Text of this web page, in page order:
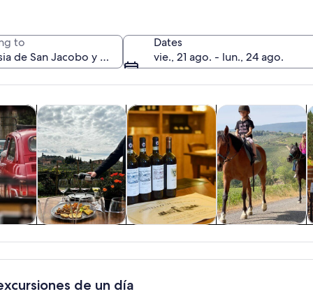
to
Dates
vie., 21 ago. - lun., 24 ago.
de
de un díaSe abrirá en una nueva pestaña
bebidas y vida
nocturna
Alimentos, bebidas y vida nocturnaSe abrirá en una
personalizados
Tours privados y personalizados Se
Cultura e historia
de un día